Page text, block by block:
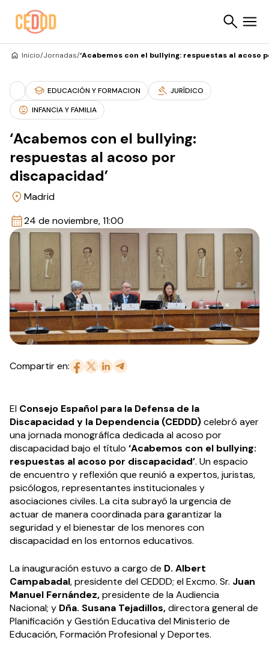
Inicio/Jornadas/‘Acabemos con el bullying: respuestas al acoso
EDUCACIÓN Y FORMACION
JURÍDICO
INFANCIA Y FAMILIA
‘Acabemos con el bullying:
respuestas al acoso por
discapacidad’
Madrid
24 de noviembre, 11:00
Compartir en:
El Consejo Español para la Defensa de la
Discapacidad y la Dependencia (CEDDD)celebró ayer
una jornada monográfica dedicada al acoso por
discapacidad bajo el título ‘Acabemos con el bullying:
respuestas al acoso por discapacidad’. Un espacio
de encuentro y reflexión que reunió a expertos, juristas,
psicólogos, representantes institucionales y
asociaciones civiles. La cita subrayó la urgencia de
actuar de manera coordinada para garantizar la
seguridad y el bienestar de los menores con
discapacidad en los entornos educativos.
La inauguración estuvo a cargo de D. Albert
Campabadal, presidente del CEDDD; el Excmo. Sr. Juan
Manuel Fernández,presidente de la Audiencia
Nacional; y Dña. Susana Tejadillos,directora general de
Planificación y Gestión Educativa del Ministerio de
Educación, Formación Profesional y Deportes.